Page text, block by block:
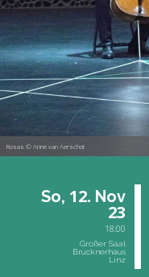
Rosas © Anne van Aerschot
So, 12. Nov
23
18:00
Großer Saal
Brucknerhaus
Linz